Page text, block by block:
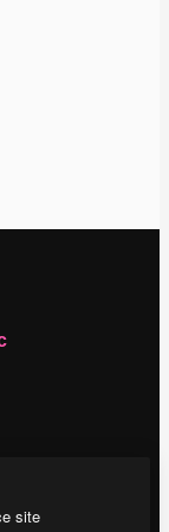
site